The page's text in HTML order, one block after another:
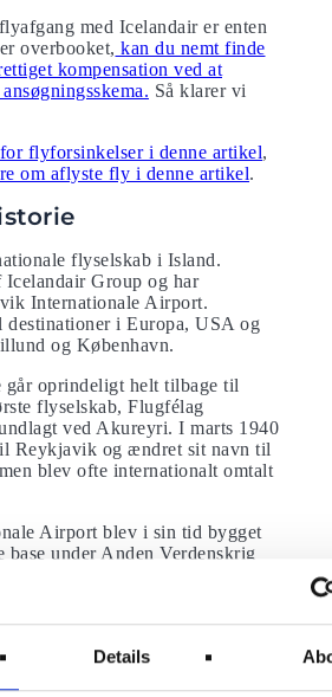
Details
med Icelandair er enten
overbooket, kan du nemt finde
kompensation ved at
Så klarer vi
flyforsinkelser i denne artikel,
om aflyste fly i denne artikel.
flyselskab i Island.
Icelandair Group og har
Internationale Airport.
i Europa, USA og
og København.
går oprindeligt helt tilbage til
flyselskab, Flugfélag
ved Akureyri. I marts 1940
Reykjavik og ændret sit navn til
blev ofte internationalt omtalt
Airport blev i sin tid bygget
under Anden Verdenskrig
placering mellem USA og
kommercielle ruter